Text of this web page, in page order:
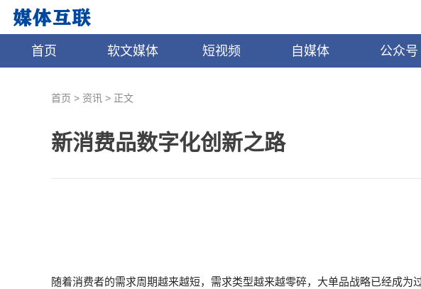
首页 软文媒体 短视频 自媒体 公众号
首页 > 资讯 > 正文
新消费品数字化创新之路
随着消费者的需求周期越来越短，需求类型越来越零碎，大单品战略已经成为过